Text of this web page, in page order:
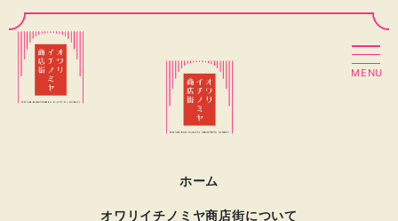
MENU
ホーム
オワリイチノミヤ商店街について